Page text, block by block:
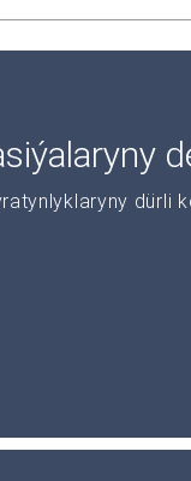
dürli